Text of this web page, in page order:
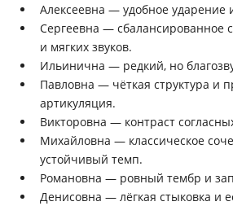
Алексеевна — удобное ударение
Сергеевна — сбалансированное
и мягких звуков.
Ильинична — редкий, но
Павловна — чёткая структура и
артикуляция.
Викторовна — контраст
Михайловна — классическое
устойчивый темп.
Романовна — ровный тембр и
Денисовна — лёгкая стыковка и